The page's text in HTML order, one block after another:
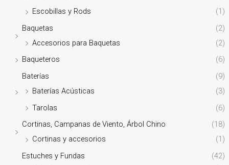
Escobillas y Rods
(1)
Baquetas
(2)
Accesorios para Baquetas
(2)
Baqueteros
(6)
Baterías
(9)
Baterías Acústicas
(3)
Tarolas
(6)
Cortinas, Campanas de Viento, Árbol Chino
(18)
Cortinas y accesorios
(1)
Estuches y Fundas
(42)